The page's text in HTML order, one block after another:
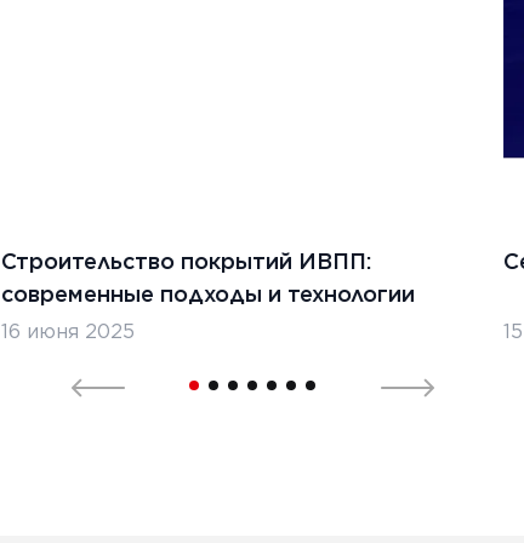
Строительство покрытий ИВПП:
современные подходы и технологии
16 июня 2025